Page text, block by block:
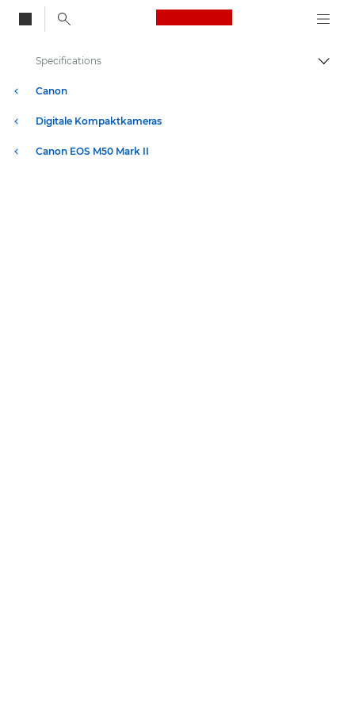
Canon Logo, back
Auf
Canon
Digitale Kompaktkameras
Canon EOS M50 Mark II
Specifications